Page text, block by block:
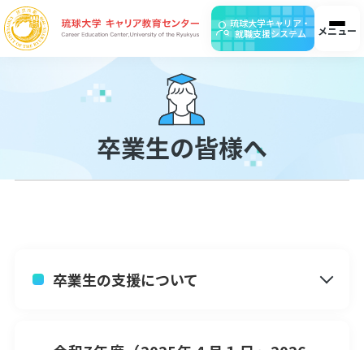
琉球大学キャリア・
就職支援システム
お知らせ アクセス
企業・団体の皆様へ
メニュー
卒業生の皆様へ
卒業生の支援について